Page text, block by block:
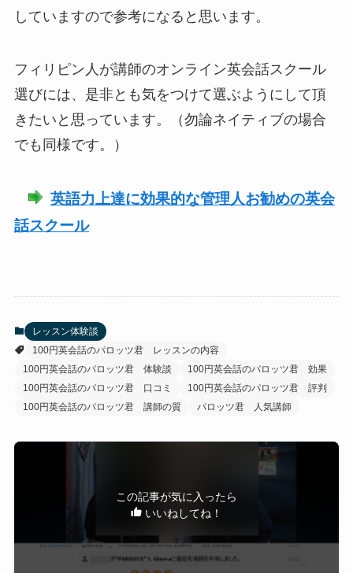
していますので参考になると思います。
フィリピン人が講師のオンライン英会話スクール
選びには、是非とも気をつけて選ぶようにして頂
きたいと思っています。（勿論ネイティブの場合
でも同様です。）
英語力上達に効果的な管理人お勧めの英会
話スクール
レッスン体験談
100円英会話のパロッツ君 レッスンの内容
100円英会話のパロッツ君 体験談
100円英会話のパロッツ君 効果
100円英会話のパロッツ君 口コミ
100円英会話のパロッツ君 評判
100円英会話のパロッツ君 講師の質
パロッツ君 人気講師
この記事が気に入ったら
いいねしてね！